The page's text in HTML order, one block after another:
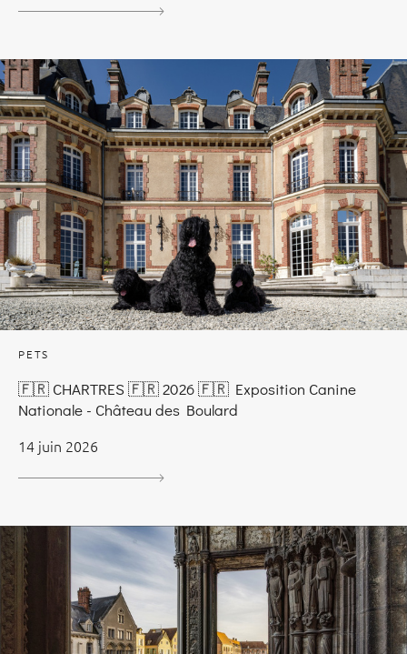
PETS
🇫🇷 CHARTRES 🇫🇷 2026 🇫🇷 Exposition Canine
Nationale - Château des Boulard
14 juin 2026